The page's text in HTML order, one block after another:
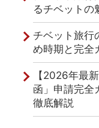
るチベットの
チベット旅行
め時期と完全
【2026年最
函」申請完全
徹底解説